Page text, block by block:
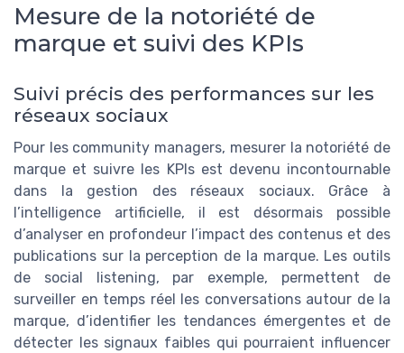
Mesure de la notoriété de
marque et suivi des KPIs
Suivi précis des performances sur les
réseaux sociaux
Pour les community managers, mesurer la notoriété de
marque et suivre les KPIs est devenu incontournable
dans la gestion des réseaux sociaux. Grâce à
l’intelligence artificielle, il est désormais possible
d’analyser en profondeur l’impact des contenus et des
publications sur la perception de la marque. Les outils
de social listening, par exemple, permettent de
surveiller en temps réel les conversations autour de la
marque, d’identifier les tendances émergentes et de
détecter les signaux faibles qui pourraient influencer